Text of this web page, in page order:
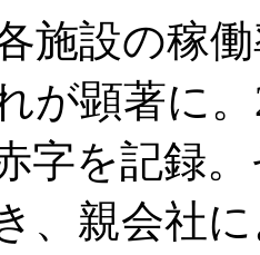
施設の稼
が顕著に
字を記録
、親会社